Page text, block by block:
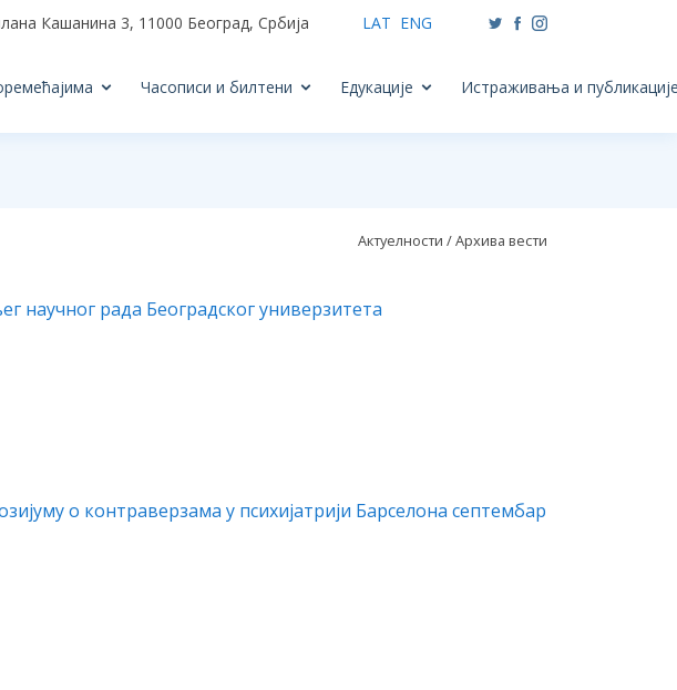
Кашанина 3, 11000 Београд, Србија LAT ENG
Часописи и билтени Едукације Истраживања и
Актуелности / Архива вести
рада Београдског универзитета
о контраверзама у психијатрији Барселона септембар